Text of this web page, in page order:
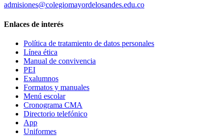
admisiones@colegiomayordelosandes.edu.co
Enlaces de interés
Política de tratamiento de datos personales
Línea ética
Manual de convivencia
PEI
Exalumnos
Formatos y manuales
Menú escolar
Cronograma CMA
Directorio telefónico
App
Uniformes